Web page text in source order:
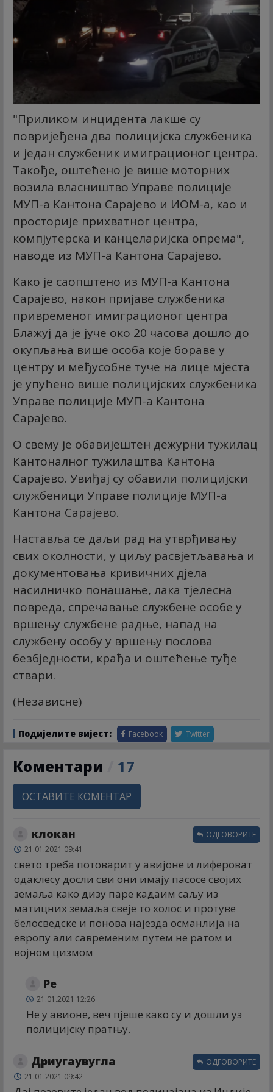
"Приликом инцидента лакше су
повријеђена два полицијска службеника
и један службеник имиграционог центра.
Такође, оштећено је више моторних
возила власништво Управе полиције
МУП-а Кантона Сарајево и ИОМ-а, као и
просторије прихватног центра,
компјутерска и канцеларијска опрема",
наводе из МУП-а Кантона Сарајево.
Како је саопштено из МУП-а Кантона
Сарајево, након пријаве службеника
привременог имиграционог центра
Блажуј да је јуче око 20 часова дошло до
окупљања више особа које бораве у
центру и међусобне туче на лице мјеста
је упућено више полицијских службеника
Управе полиције МУП-а Кантона
Сарајево.
О свему је обавијештен дежурни тужилац
Кантоналног тужилаштва Кантона
Сарајево. Увиђај су обавили полицијски
службеници Управе полиције МУП-а
Кантона Сарајево.
Наставља се даљи рад на утврђивању
свих околности, у циљу расвјетљавања и
документовања кривичних дјела
насилничко понашање, лака тјелесна
повреда, спречавање службене особе у
вршењу службене радње, напад на
службену особу у вршењу послова
безбједности, крађа и оштећење туђе
ствари.
(Независне)
Подијелите вијест: Facebook Twitter
Коментари 17
ОСТАВИТЕ КОМЕНТАР
клокан
21.01.2021 09:41
свето треба потоварит у авијоне и лифероват
одаклесу досли сви они имају пасосе својих
земаља како дизу паре кадаим саљу из
матицних земаља свеје то холос и протуве
белосведске и понова најезда османлија на
европу али савременим путем не ратом и
војном цизмом
ОДГОВОРИТЕ
Ре
21.01.2021 12:26
Не у авионе, веч пјеше како су и дошли уз
полицијску пратњу.
Дриугаувугла
21.01.2021 09:42
ОДГОВОРИТЕ